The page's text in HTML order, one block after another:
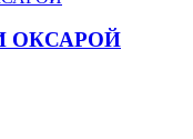
ОКСАРОЙ